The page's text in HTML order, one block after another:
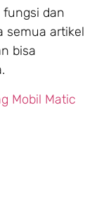
fungsi dan
semua artikel
bisa
Mobil Matic